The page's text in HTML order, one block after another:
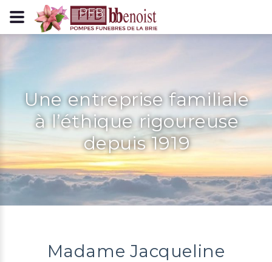
Panneau de gestion des cookies
Une entreprise familiale
à l’éthique rigoureuse
depuis 1919
Madame Jacqueline